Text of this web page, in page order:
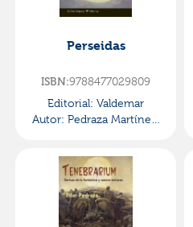
Perseidas
ISBN:9788477029809
Editorial: Valdemar
Autor: Pedraza Martínez,